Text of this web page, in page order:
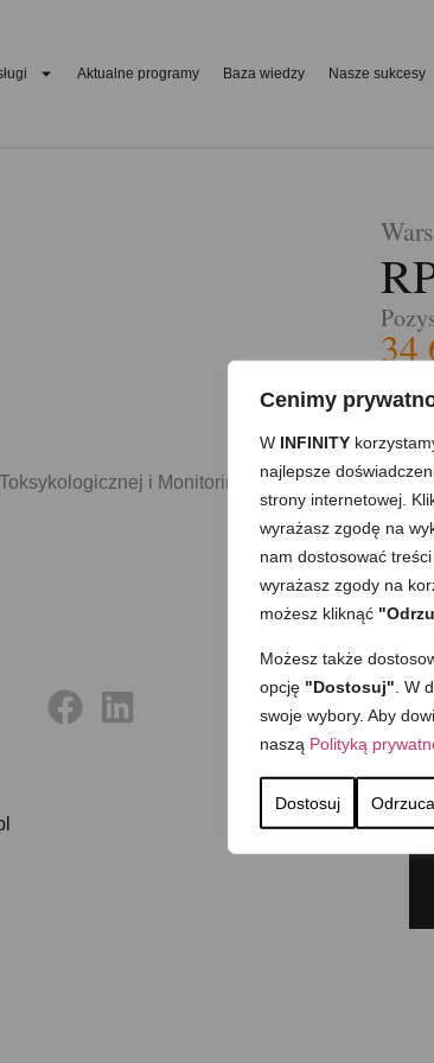
Cenimy
W INFINITY
najlepsze
strony internetowej.
wyrażasz zgodę na
nam dostosować
wyrażasz zgody na
możesz kliknąć
Możesz także
opcję "Dostosuj" . W
swoje wybory. Aby
naszą Polityką
Dostosuj
Aktualne programy Baza wiedzy Nasze sukcesy
34
i Monitoringu Biologicznego.